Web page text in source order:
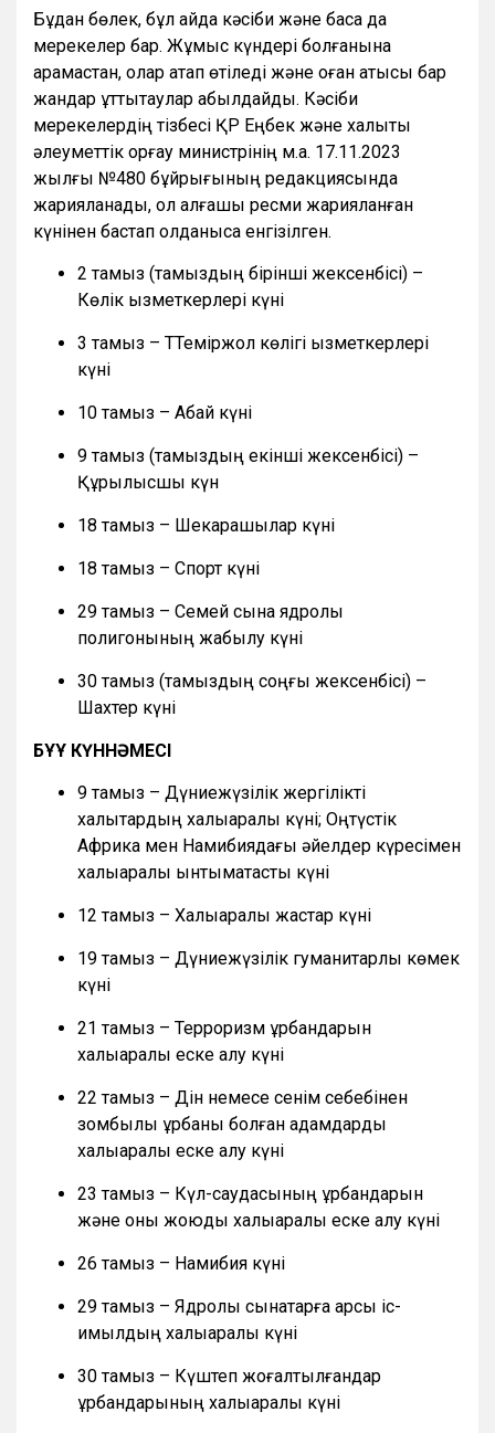
Бұдан бөлек, бұл айда кәсіби және басқа да
мерекелер бар. Жұмыс күндері болғанына
қарамастан, олар атап өтіледі және оған қатысы бар
жандар құттықтаулар қабылдайды. Кәсіби
мерекелердің тізбесі ҚР Еңбек және халықты
әлеуметтік қорғау министрінің м.а. 17.11.2023
жылғы №480 бұйрығының редакциясында
жарияланады, ол алғашқы ресми жарияланған
күнінен бастап қолданысқа енгізілген.
2 тамыз (тамыздың бірінші жексенбісі) –
Көлік қызметкерлері күні
3 тамыз – ТТеміржол көлігі қызметкерлері
күні
10 тамыз – Абай күні
9 тамыз (тамыздың екінші жексенбісі) –
Құрылысшы күн
18 тамыз – Шекарашылар күні
18 тамыз – Спорт күні
29 тамыз – Семей сынақ ядролық
полигонының жабылу күні
30 тамыз (тамыздың соңғы жексенбісі) –
Шахтер күні
БҰҰ КҮННӘМЕСІ
9 тамыз – Дүниежүзілік жергілікті
халықтардың халықаралық күні; Оңтүстік
Африка мен Намибиядағы әйелдер күресімен
халықаралық ынтымақтастық күні
12 тамыз – Халықаралық жастар күні
19 тамыз – Дүниежүзілік гуманитарлық көмек
күні
21 тамыз – Терроризм құрбандарын
халықаралық еске алу күні
22 тамыз – Дін немесе сенім себебінен
зомбылық құрбаны болған адамдарды
халықаралық еске алу күні
23 тамыз – Күл-саудасының құрбандарын
және оны жоюды халықаралық еске алу күні
26 тамыз – Намибия күні
29 тамыз – Ядролық сынақтарға қарсы іс-
қимылдың халықаралық күні
30 тамыз – Күштеп жоғалтылғандар
құрбандарының халықаралық күні